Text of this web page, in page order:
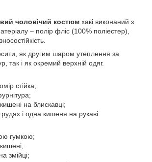
чоловічий костюм хакі виконаний з
– полір фліс (100% поліестер),
як другим шаром утеплення за
так і як окремий верхній одяг.
стійка;
кишені на блискавці;
і одна кишеня на рукаві.
гумкою;
кишені;
змійці;